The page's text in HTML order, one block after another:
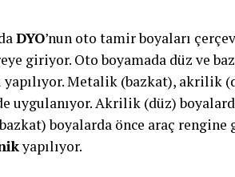
DYO’nun oto tamir boyaları
giriyor. Oto boyamada düz ve
yapılıyor. Metalik (bazkat), akrilik
uygulanıyor. Akrilik (düz)
boyalarda önce araç rengine
yapılıyor.